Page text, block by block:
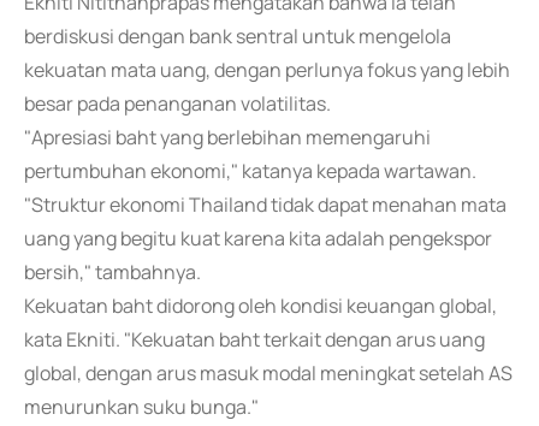
berdiskusi dengan bank sentral untuk mengelola
kekuatan mata uang, dengan perlunya fokus yang lebih
besar pada penanganan volatilitas.
"Apresiasi baht yang berlebihan memengaruhi
pertumbuhan ekonomi," katanya kepada wartawan.
"Struktur ekonomi Thailand tidak dapat menahan mata
uang yang begitu kuat karena kita adalah pengekspor
bersih," tambahnya.
Kekuatan baht didorong oleh kondisi keuangan global,
kata Ekniti. "Kekuatan baht terkait dengan arus uang
global, dengan arus masuk modal meningkat setelah AS
menurunkan suku bunga."